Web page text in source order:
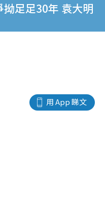
足足30年 袁大明
用 App 睇文